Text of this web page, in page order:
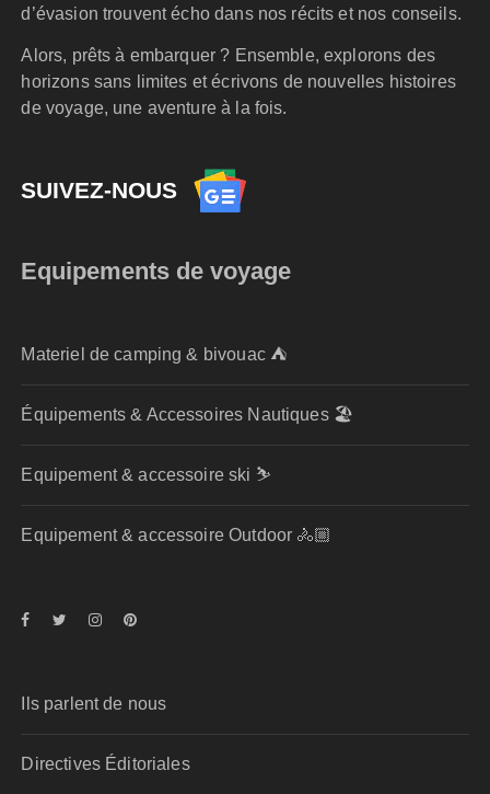
d’évasion trouvent écho dans nos récits et nos conseils.
Alors, prêts à embarquer ? Ensemble, explorons des
horizons sans limites et écrivons de nouvelles histoires
de voyage, une aventure à la fois.
SUIVEZ-NOUS
Equipements de voyage
Materiel de camping & bivouac ⛺
Équipements & Accessoires Nautiques 🏖️
Equipement & accessoire ski ⛷️
Equipement & accessoire Outdoor 🚴🏼
Ils parlent de nous
Directives Éditoriales